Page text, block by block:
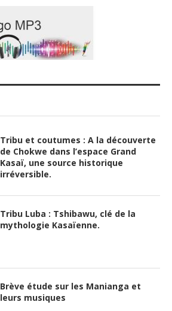
Tribu et coutumes : A la découverte
de Chokwe dans l’espace Grand
Kasaï, une source historique
irréversible.
Tribu Luba : Tshibawu, clé de la
mythologie Kasaïenne.
Brève étude sur les Manianga et
leurs musiques